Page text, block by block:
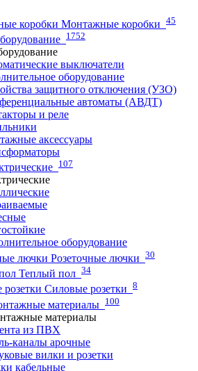
Монтажные коробки 45
1752
выключатели
оборудование
защитного отключения (УЗО)
автоматы (АВДТ)
и реле
аксессуары
107
оборудование
Розеточные лючки 30
Теплый пол 34
Силовые розетки 8
материалы 100
материалы
из ПВХ
каналы арочные
вилки и розетки
кабельные